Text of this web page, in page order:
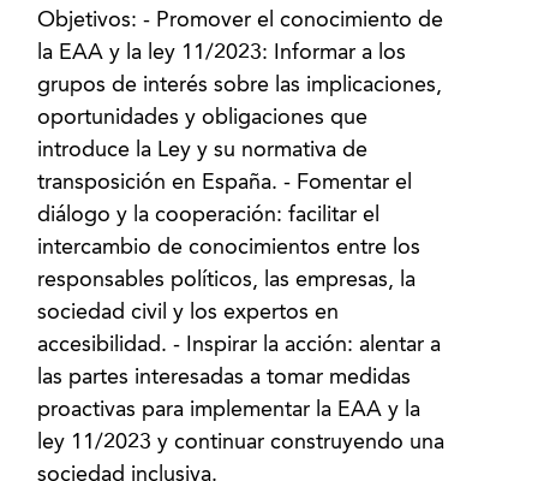
Objetivos: - Promover el conocimiento de
la EAA y la ley 11/2023: Informar a los
grupos de interés sobre las implicaciones,
oportunidades y obligaciones que
introduce la Ley y su normativa de
transposición en España. - Fomentar el
diálogo y la cooperación: facilitar el
intercambio de conocimientos entre los
responsables políticos, las empresas, la
sociedad civil y los expertos en
accesibilidad. - Inspirar la acción: alentar a
las partes interesadas a tomar medidas
proactivas para implementar la EAA y la
ley 11/2023 y continuar construyendo una
sociedad inclusiva.